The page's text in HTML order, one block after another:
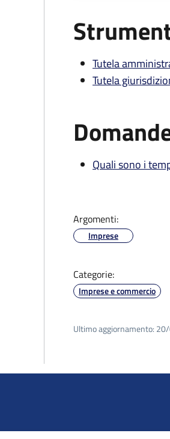
Tutela
Tutela
Quali sono i
Argomenti:
Imprese
Categorie:
Imprese e commercio
Ultimo aggiornamento: